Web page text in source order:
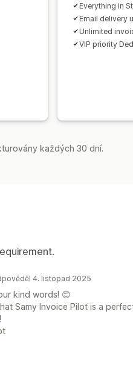
Everything in
Email delivery
Unlimited
VIP priority
každých 30 dní.
4. listopad 2025
kind words! 😊
Samy Invoice Pilot is a